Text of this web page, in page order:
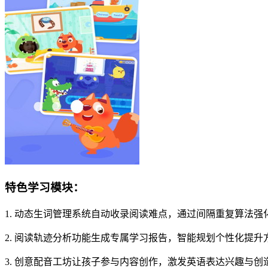
特色学习模块：
1. 动态生词管理系统自动收录阅读难点，通过间隔重复算法强
2. 阅读轨迹分析功能生成专属学习报告，智能规划个性化提升
3. 创意配音工坊让孩子参与内容创作，激发英语表达兴趣与创